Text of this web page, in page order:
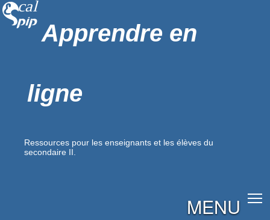
Apprendre en
ligne
Ressources pour les enseignants et les élèves du
secondaire II.
MENU